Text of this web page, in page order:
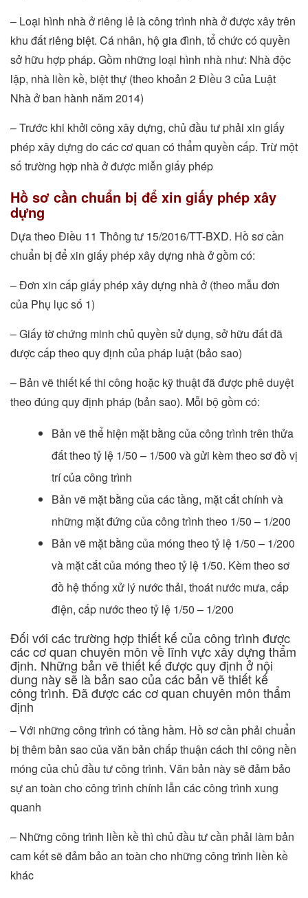
– Loại hình nhà ở riêng lẻ là công trình nhà ở được xây trên
khu đất riêng biệt. Cá nhân, hộ gia đình, tổ chức có quyền
sở hữu hợp pháp. Gồm những loại hình nhà như: Nhà độc
lập, nhà liền kề, biệt thự (theo khoản 2 Điều 3 của Luật
Nhà ở ban hành năm 2014)
– Trước khi khởi công xây dựng, chủ đầu tư phải xin giấy
phép xây dựng do các cơ quan có thẩm quyền cấp. Trừ một
số trường hợp nhà ở được miễn giấy phép
Hồ sơ cần chuẩn bị để xin giấy phép xây
dựng
Dựa theo Điều 11 Thông tư 15/2016/TT-BXD. Hồ sơ cần
chuẩn bị để xin giấy phép xây dựng nhà ở gồm có:
– Đơn xin cấp giấy phép xây dựng nhà ở (theo mẫu đơn
của Phụ lục số 1)
– Giấy tờ chứng minh chủ quyền sử dụng, sở hữu đất đã
được cấp theo quy định của pháp luật (bảo sao)
– Bản vẽ thiết kế thi công hoặc kỹ thuật đã được phê duyệt
theo đúng quy định pháp (bản sao). Mỗi bộ gồm có:
Bản vẽ thể hiện mặt bằng của công trình trên thửa
đất theo tỷ lệ 1/50 – 1/500 và gửi kèm theo sơ đồ vị
trí của công trình
Bản vẽ mặt bằng của các tầng, mặt cắt chính và
những mặt đứng của công trình theo 1/50 – 1/200
Bản vẽ mặt bằng của móng theo tỷ lệ 1/50 – 1/200
và mặt cắt của móng theo tỷ lệ 1/50. Kèm theo sơ
đồ hệ thống xử lý nước thải, thoát nước mưa, cấp
điện, cấp nước theo tỷ lệ 1/50 – 1/200
Đối với các trường hợp thiết kế của công trình được
các cơ quan chuyên môn về lĩnh vực xây dựng thẩm
định. Những bản vẽ thiết kế được quy định ở nội
dung này sẽ là bản sao của các bản vẽ thiết kế
công trình. Đã được các cơ quan chuyên môn thẩm
định
– Với những công trình có tầng hầm. Hồ sơ cần phải chuẩn
bị thêm bản sao của văn bản chấp thuận cách thi công nền
móng của chủ đầu tư công trình. Văn bản này sẽ đảm bảo
sự an toàn cho công trình chính lẫn các công trình xung
quanh
– Những công trình liền kề thì chủ đầu tư cần phải làm bản
cam kết sẽ đảm bảo an toàn cho những công trình liền kề
khác